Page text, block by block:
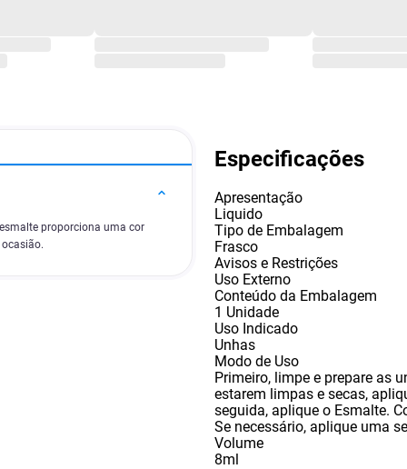
proporciona uma cor
Especificações
Apresentação
Liquido
Tipo de Embalagem
Frasco
Avisos e Restrições
Uso Externo
Conteúdo da Embalagem
1 Unidade
Uso Indicado
Unhas
Modo de Uso
Primeiro, limpe e prepare as
estarem limpas e secas,
seguida, aplique o Esmalte.
Se necessário, aplique uma
Volume
8ml